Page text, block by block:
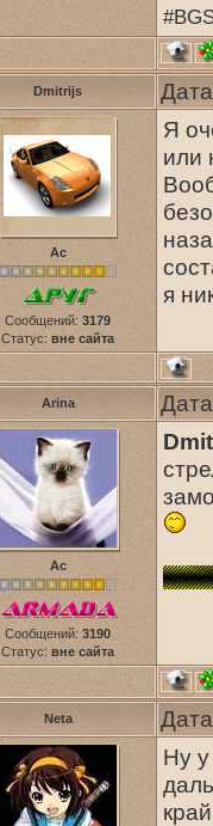
Dmitrijs
Ас
Сообщений: 3179
Статус: вне сайта
Я
или
я
Arina
Ас
Сообщений: 3190
Статус: вне сайта
Neta
Ну